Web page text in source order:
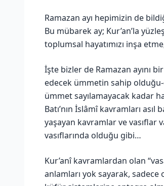
Ramazan ayı hepimizin de
Bu mübarek ay; Kur’an’la
toplumsal hayatımızı inşa
İşte bizler de Ramazan ayını
edecek ümmetin sahip
ümmet sayılamayacak kadar
Batı’nın İslâmî kavramları
yaşayan kavramlar ve vasıflar
vasıflarında olduğu gibi…
Kur’anî kavramlardan olan
anlamları yok sayarak, sadece